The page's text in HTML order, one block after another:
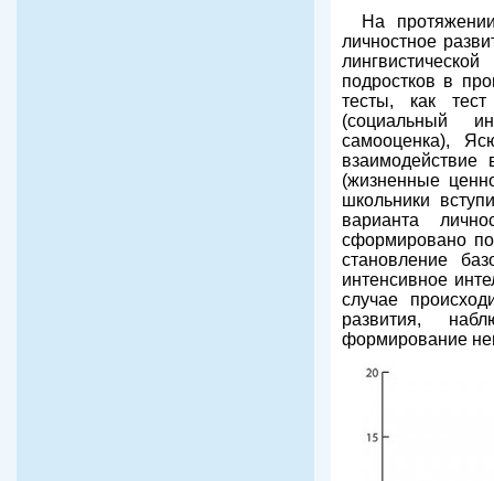
На
личностное
подростков в
тесты, как тест
(социальный
самооценка),
взаимодействие
(жизненные
школьники
варианта
сформировано
становление
интенсивное
случае
развития,
формирование